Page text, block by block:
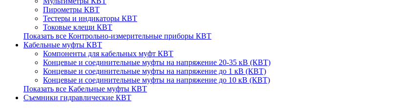
Пирометры КВТ
Тестеры и индикаторы КВТ
Токовые клещи КВТ
Показать все Контрольно-измерительные приборы КВТ
Кабельные муфты КВТ
Компоненты для кабельных муфт КВТ
Концевые и соединительные муфты на напряжение 20-35 кВ (КВТ)
Концевые и соединительные муфты на напряжение до 1 кВ (КВТ)
Концевые и соединительные муфты на напряжение до 10 кВ (КВТ)
Показать все Кабельные муфты КВТ
Съемники гидравлические КВТ